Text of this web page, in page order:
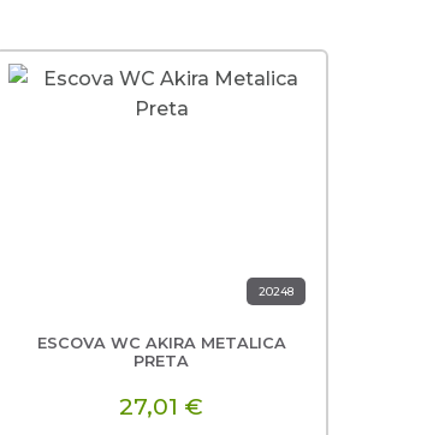
20248
ESCOVA WC AKIRA METALICA
PRETA
27,01 €